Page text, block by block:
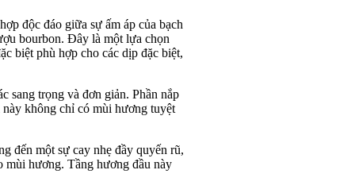
độc đáo giữa sự ấm áp của bạch
bourbon. Đây là một lựa chọn
biệt phù hợp cho các dịp đặc biệt,
sang trọng và đơn giản. Phần nắp
không chỉ có mùi hương tuyệt
đến một sự cay nhẹ đầy quyến rũ,
mùi hương. Tầng hương đầu này